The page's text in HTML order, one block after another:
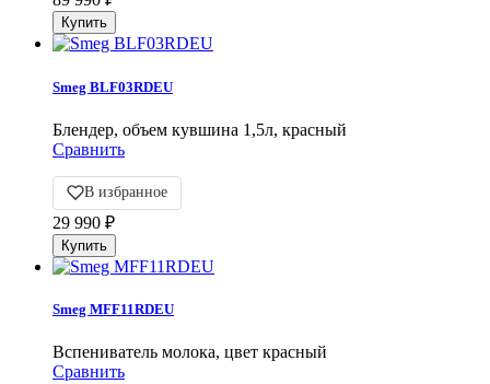
Smeg BLF03RDEU
Блендер, объем кувшина 1,5л, красный
Сравнить
В избранное
29 990 ₽
Smeg MFF11RDEU
Вспениватель молока, цвет красный
Сравнить